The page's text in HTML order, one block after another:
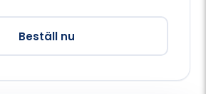
Beställ nu